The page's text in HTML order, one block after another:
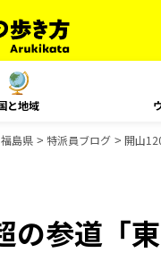
と地域
福島県 特派員ブログ 開山
の参道「